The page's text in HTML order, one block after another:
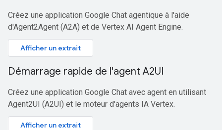
Créez une application Google Chat agentique à l'aide
d'Agent2Agent (A2A) et de Vertex AI Agent Engine.
Afficher un extrait
Démarrage rapide de l'agent A2UI
Créez une application Google Chat avec agent en utilisant
Agent2UI (A2UI) et le moteur d'agents IA Vertex.
Afficher un extrait